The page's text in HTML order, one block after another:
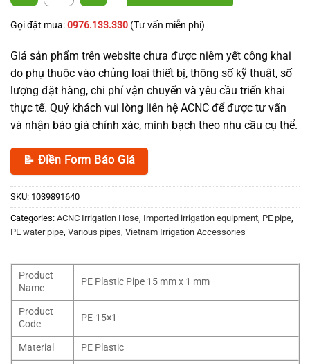
Gọi đặt mua:0976.133.330 (Tư vấn miễn phí)
Giá sản phẩm trên website chưa được niêm yết công khai
do phụ thuộc vào chủng loại thiết bị, thông số kỹ thuật, số
lượng đặt hàng, chi phí vận chuyển và yêu cầu triển khai
thực tế. Quý khách vui lòng liên hệ ACNC để được tư vấn
và nhận báo giá chính xác, minh bạch theo nhu cầu cụ thể.
📝 Điền Form Báo Giá
SKU: 1039891640
Categories: ACNC Irrigation Hose Imported irrigation equipment PE pipe
PE water pipe Various pipes Vietnam Irrigation Accessories
Product
Name
PE Plastic Pipe 15 mm x 1 mm
Product
Code
PE-15×1
Material
PE Plastic